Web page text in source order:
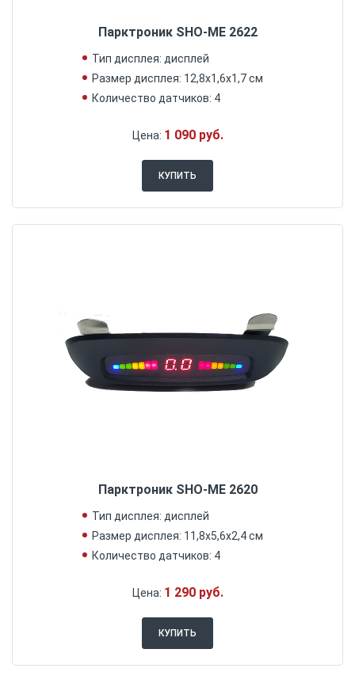
Парктроник SHO-ME 2622
Тип дисплея: дисплей
Размер дисплея: 12,8х1,6х1,7 см
Количество датчиков: 4
Цена: 1 090 руб.
КУПИТЬ
Парктроник SHO-ME 2620
Тип дисплея: дисплей
Размер дисплея: 11,8х5,6х2,4 см
Количество датчиков: 4
Цена: 1 290 руб.
КУПИТЬ